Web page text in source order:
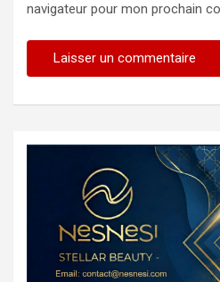
navigateur pour mon prochain